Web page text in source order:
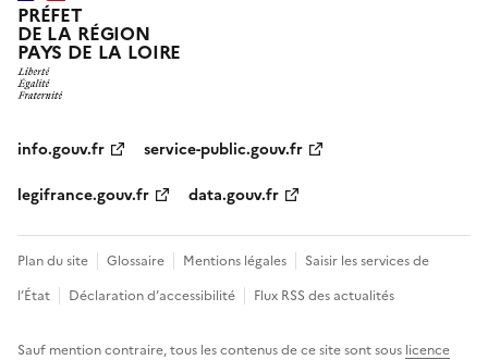
PRÉFET
DE LA RÉGION
PAYS DE LA LOIRE
info.gouv.fr
service-public.gouv.fr
legifrance.gouv.fr
data.gouv.fr
Plan du site Glossaire Mentions légales
Saisir les services de
l’État
Déclaration d’accessibilité Flux RSS des actualités
Sauf mention contraire, tous les contenus de ce site sont sous licence